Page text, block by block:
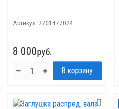
Артикул: 7701477024
8 000руб.